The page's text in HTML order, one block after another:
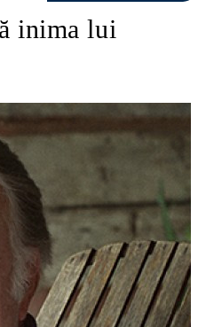
inima lui